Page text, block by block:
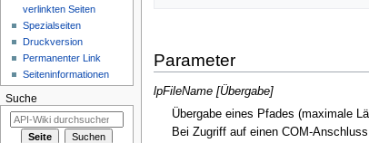
Parameter
lpFileName [Übergabe]
Übergabe eines Pfades (maximale
Bei Zugriff auf einen COM-
verlinkten Seiten
Spezialseiten
Druckversion
Permanenter Link
Seiten­­informationen
Suche